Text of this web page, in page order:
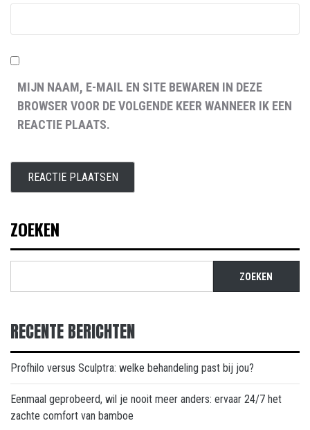
MIJN NAAM, E-MAIL EN SITE BEWAREN IN DEZE
BROWSER VOOR DE VOLGENDE KEER WANNEER IK EEN
REACTIE PLAATS.
ZOEKEN
ZOEKEN
RECENTE BERICHTEN
Profhilo versus Sculptra: welke behandeling past bij jou?
Eenmaal geprobeerd, wil je nooit meer anders: ervaar 24/7 het
zachte comfort van bamboe